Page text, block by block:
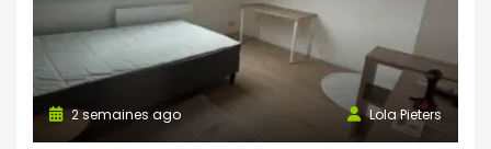
Lola Pieters
2 semaines ago